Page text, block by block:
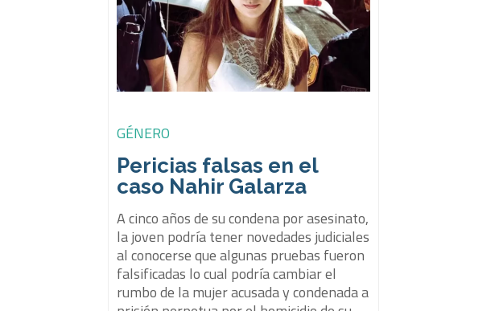
GÉNERO
Pericias falsas en el
caso Nahir Galarza
A cinco años de su condena por asesinato,
la joven podría tener novedades judiciales
al conocerse que algunas pruebas fueron
falsificadas lo cual podría cambiar el
rumbo de la mujer acusada y condenada a